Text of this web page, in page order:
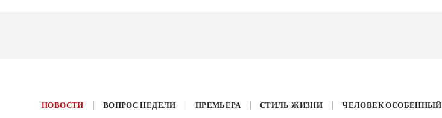
НОВОСТИ ВОПРОС НЕДЕЛИ ПРЕМЬЕРА СТИЛЬ ЖИЗНИ ЧЕЛОВЕК ОСОБЕННЫЙ